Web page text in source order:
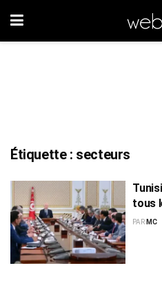
Étiquette : secteurs
tous
Saïed
PAR MC